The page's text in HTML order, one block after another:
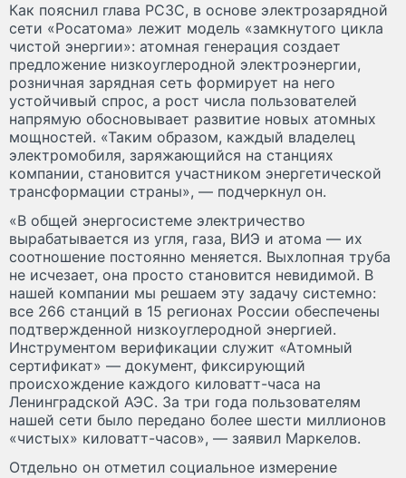
Как пояснил глава РСЗС, в основе электрозарядной
сети «Росатома» лежит модель «замкнутого цикла
чистой энергии»: атомная генерация создает
предложение низкоуглеродной электроэнергии,
розничная зарядная сеть формирует на него
устойчивый спрос, а рост числа пользователей
напрямую обосновывает развитие новых атомных
мощностей. «Таким образом, каждый владелец
электромобиля, заряжающийся на станциях
компании, становится участником энергетической
трансформации страны», — подчеркнул он.
«В общей энергосистеме электричество
вырабатывается из угля, газа, ВИЭ и атома — их
соотношение постоянно меняется. Выхлопная труба
не исчезает, она просто становится невидимой. В
нашей компании мы решаем эту задачу системно:
все 266 станций в 15 регионах России обеспечены
подтвержденной низкоуглеродной энергией.
Инструментом верификации служит «Атомный
сертификат» — документ, фиксирующий
происхождение каждого киловатт-часа на
Ленинградской АЭС. За три года пользователям
нашей сети было передано более шести миллионов
«чистых» киловатт-часов», — заявил Маркелов.
Отдельно он отметил социальное измерение